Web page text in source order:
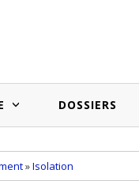
DOSSIERS
»Isolation